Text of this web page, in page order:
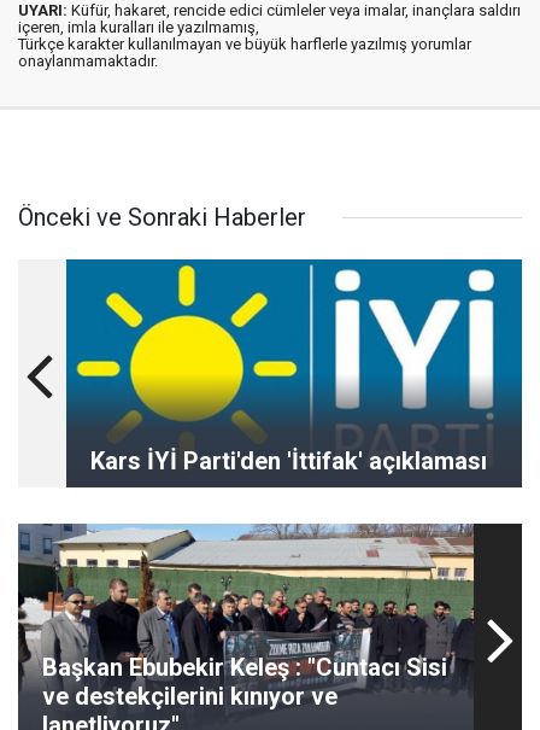
UYARI: Küfür, hakaret, rencide edici cümleler veya imalar, inançlara saldırı
içeren, imla kuralları ile yazılmamış,
Türkçe karakter kullanılmayan ve büyük harflerle yazılmış yorumlar
onaylanmamaktadır.
Önceki ve Sonraki Haberler
Kars İYİ Parti'den 'İttifak' açıklaması
Başkan Ebubekir Keleş : "Cuntacı Sisi
ve destekçilerini kınıyor ve